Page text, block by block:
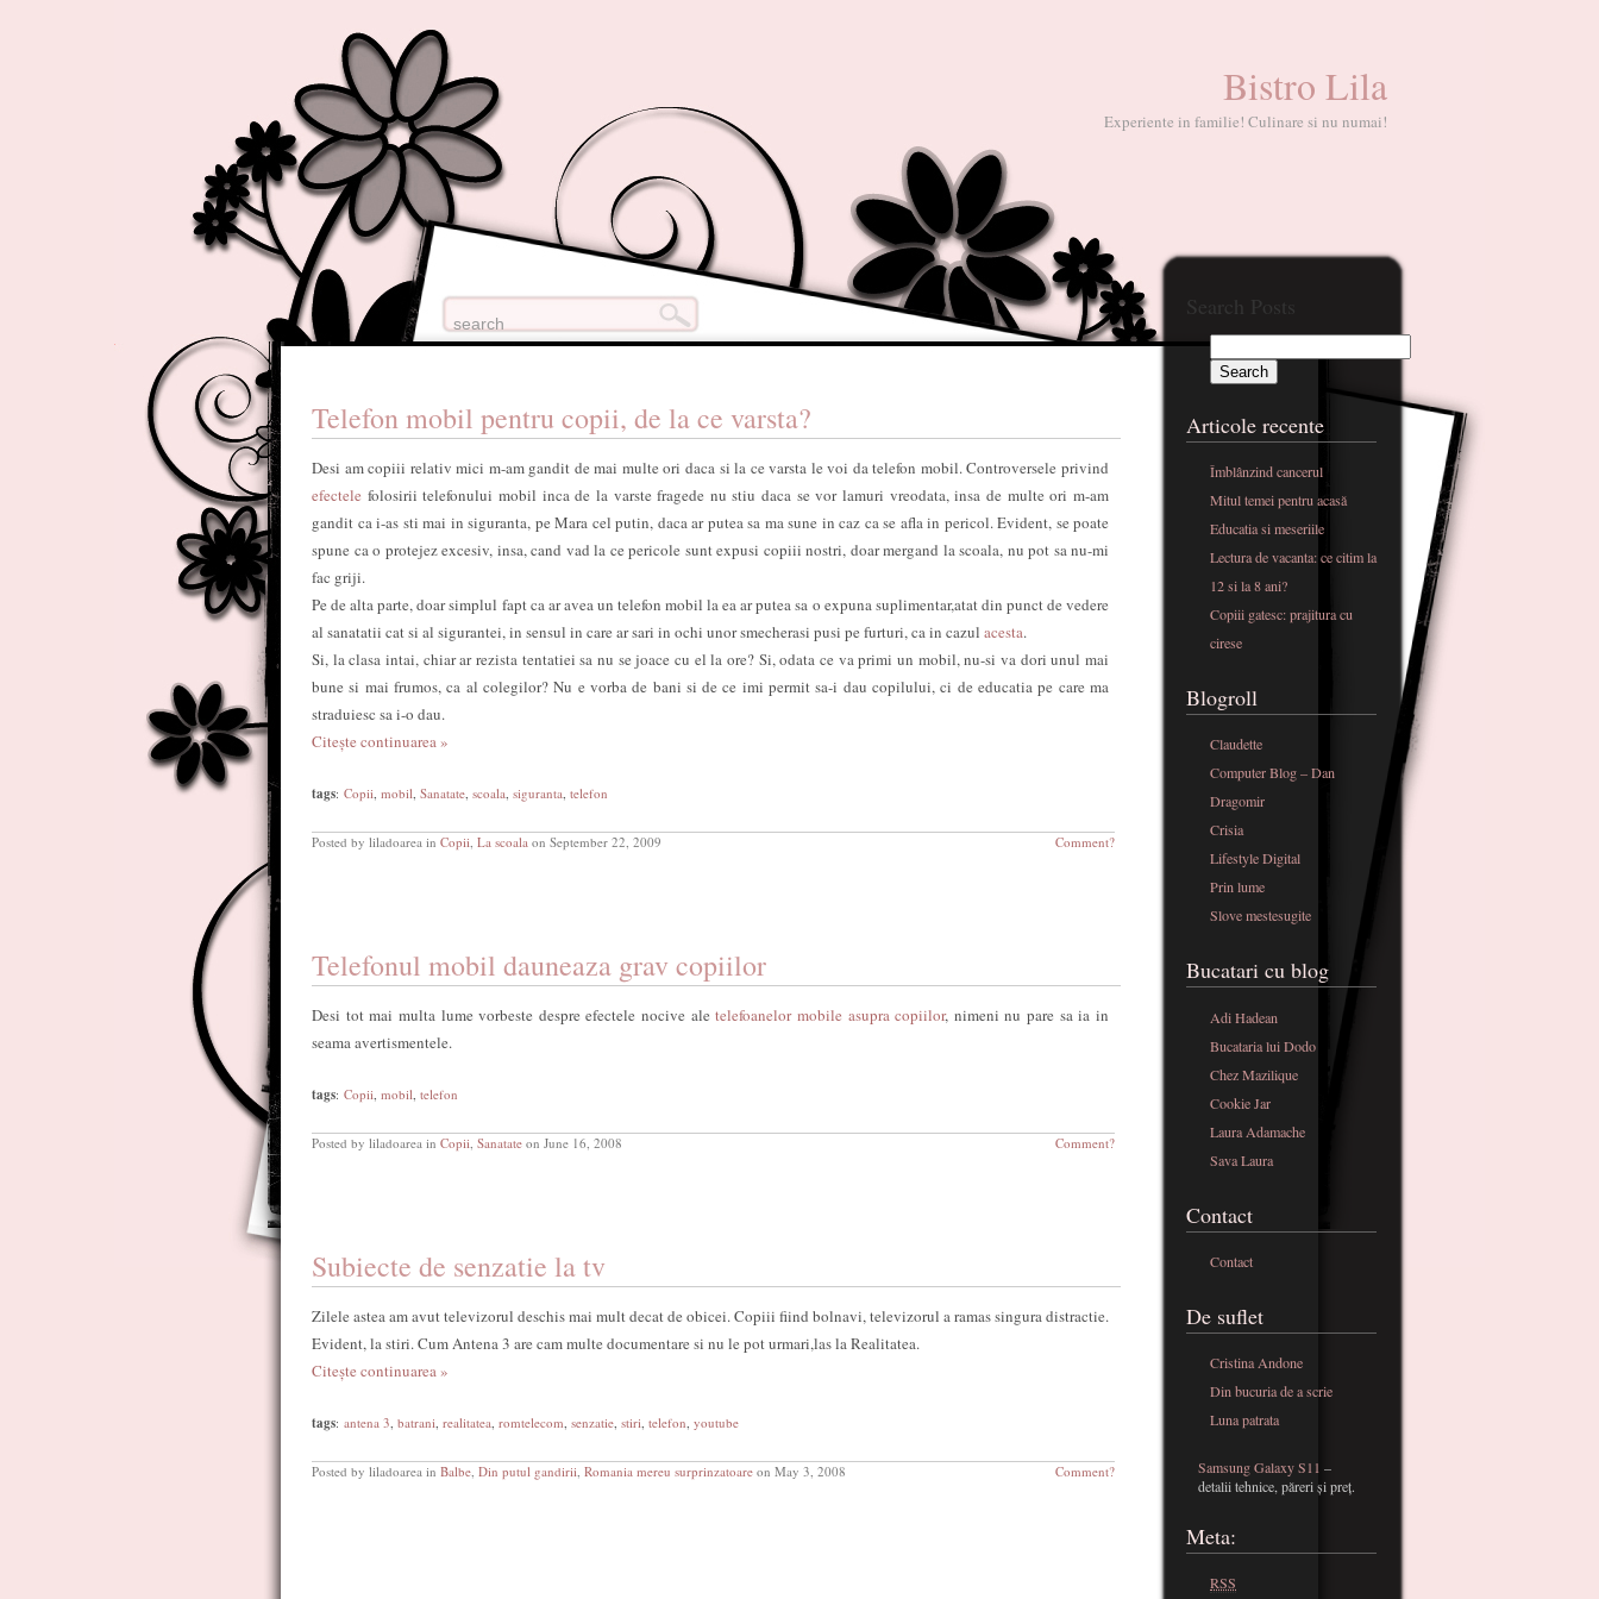
Bistro Lila
Experiente in familie! Culinare si nu numai!
Telefon mobil pentru copii, de la ce varsta?
Desi am copiii relativ mici m-am gandit de mai multe ori daca si la ce varsta le voi da telefon mobil. Controversele privind
efectele folosirii telefonului mobil inca de la varste fragede nu stiu daca se vor lamuri vreodata, insa de multe ori m-am
gandit ca i-as sti mai in siguranta, pe Mara cel putin, daca ar putea sa ma sune in caz ca se afla in pericol. Evident, se poate
spune ca o protejez excesiv, insa, cand vad la ce pericole sunt expusi copiii nostri, doar mergand la scoala, nu pot sa nu-mi
fac griji.
Pe de alta parte, doar simplul fapt ca ar avea un telefon mobil la ea ar putea sa o expuna suplimentar,atat din punct de vedere
al sanatatii cat si al sigurantei, in sensul in care ar sari in ochi unor smecherasi pusi pe furturi, ca in cazul acesta.
Si, la clasa intai, chiar ar rezista tentatiei sa nu se joace cu el la ore? Si, odata ce va primi un mobil, nu-si va dori unul mai
bune si mai frumos, ca al colegilor? Nu e vorba de bani si de ce imi permit sa-i dau copilului, ci de educatia pe care ma
straduiesc sa i-o dau.
Citește continuarea »
tags: Copii, mobil, Sanatate, scoala, siguranta, telefon
Posted by liladoarea in Copii, La scoala on September 22, 2009 Comment?
Telefonul mobil dauneaza grav copiilor
Desi tot mai multa lume vorbeste despre efectele nocive aletelefoanelor mobile asupra copiilor, nimeni nu pare sa ia in
seama avertismentele.
tags: Copii, mobil, telefon
Posted by liladoarea in Copii, Sanatate on June 16, 2008 Comment?
Subiecte de senzatie la tv
Zilele astea am avut televizorul deschis mai mult decat de obicei. Copiii fiind bolnavi, televizorul a ramas singura distractie.
Evident, la stiri. Cum Antena 3 are cam multe documentare si nu le pot urmari,las la Realitatea.
Citește continuarea »
tags: antena 3, batrani, realitatea, romtelecom, senzatie, stiri, telefon, youtube
Posted by liladoarea in Balbe, Din putul gandirii, Romania mereu surprinzatoare on May 3, 2008 Comment?
Search Posts
Articole recente
Îmblânzind cancerul
Mitul temei pentru acasă
Educatia si meseriile
Lectura de vacanta: ce citim la
12 si la 8 ani?
Copiii gatesc: prajitura cu
cirese
Blogroll
Claudette
Computer Blog – Dan
Dragomir
Crisia
Lifestyle Digital
Prin lume
Slove mestesugite
Bucatari cu blog
Adi Hadean
Bucataria lui Dodo
Chez Mazilique
Cookie Jar
Laura Adamache
Sava Laura
Contact
Contact
De suflet
Cristina Andone
Din bucuria de a scrie
Luna patrata
Samsung Galaxy S11 –
detalii tehnice, păreri și preț.
Meta:
RSS